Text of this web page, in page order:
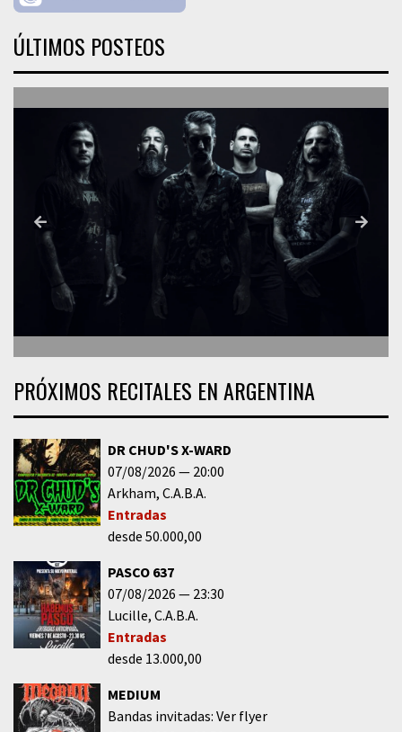
ÚLTIMOS POSTEOS
PRÓXIMOS RECITALES EN ARGENTINA
DR CHUD'S X-WARD
07/08/2026
20:00
Arkham C.A.B.A.
Entradas
desde 50.000,00
PASCO 637
07/08/2026
23:30
Lucille C.A.B.A.
Entradas
desde 13.000,00
MEDIUM
Bandas invitadas: Ver flyer